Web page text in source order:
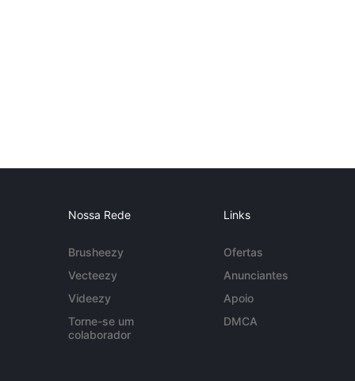
Nossa Rede
Brusheezy
Vecteezy
Videezy
Torne-se um
colaborador
Links
Ofertas
Anunciantes
Apoio
DMCA